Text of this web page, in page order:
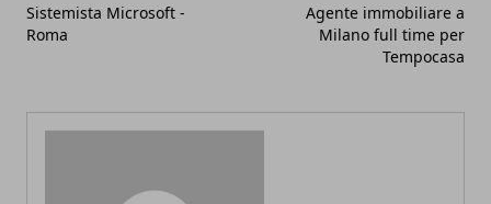
Sistemista Microsoft -
Roma
Agente immobiliare a
Milano full time per
Tempocasa